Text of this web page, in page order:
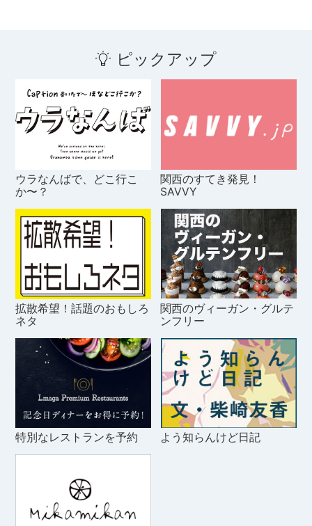
ピックアップ
ウラなんばで、どこ行こ
か〜？
関西のすてき発見！
SAVVY
拡散希望！話題のおもしろ
ネタ
関西のヴィーガン・グルテ
ンフリー
特別なレストランを予約 よう知らんけど日記